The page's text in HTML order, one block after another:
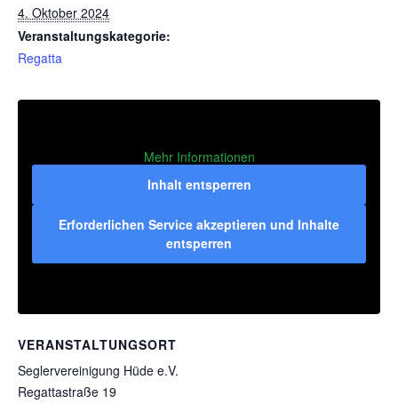
4. Oktober 2024
Veranstaltungskategorie:
Regatta
VERANSTALTUNGSORT
Seglervereinigung Hüde e.V.
Regattastraße 19
Mehr Informationen
Inhalt entsperren
Erforderlichen Service akzeptieren und Inhalte
entsperren